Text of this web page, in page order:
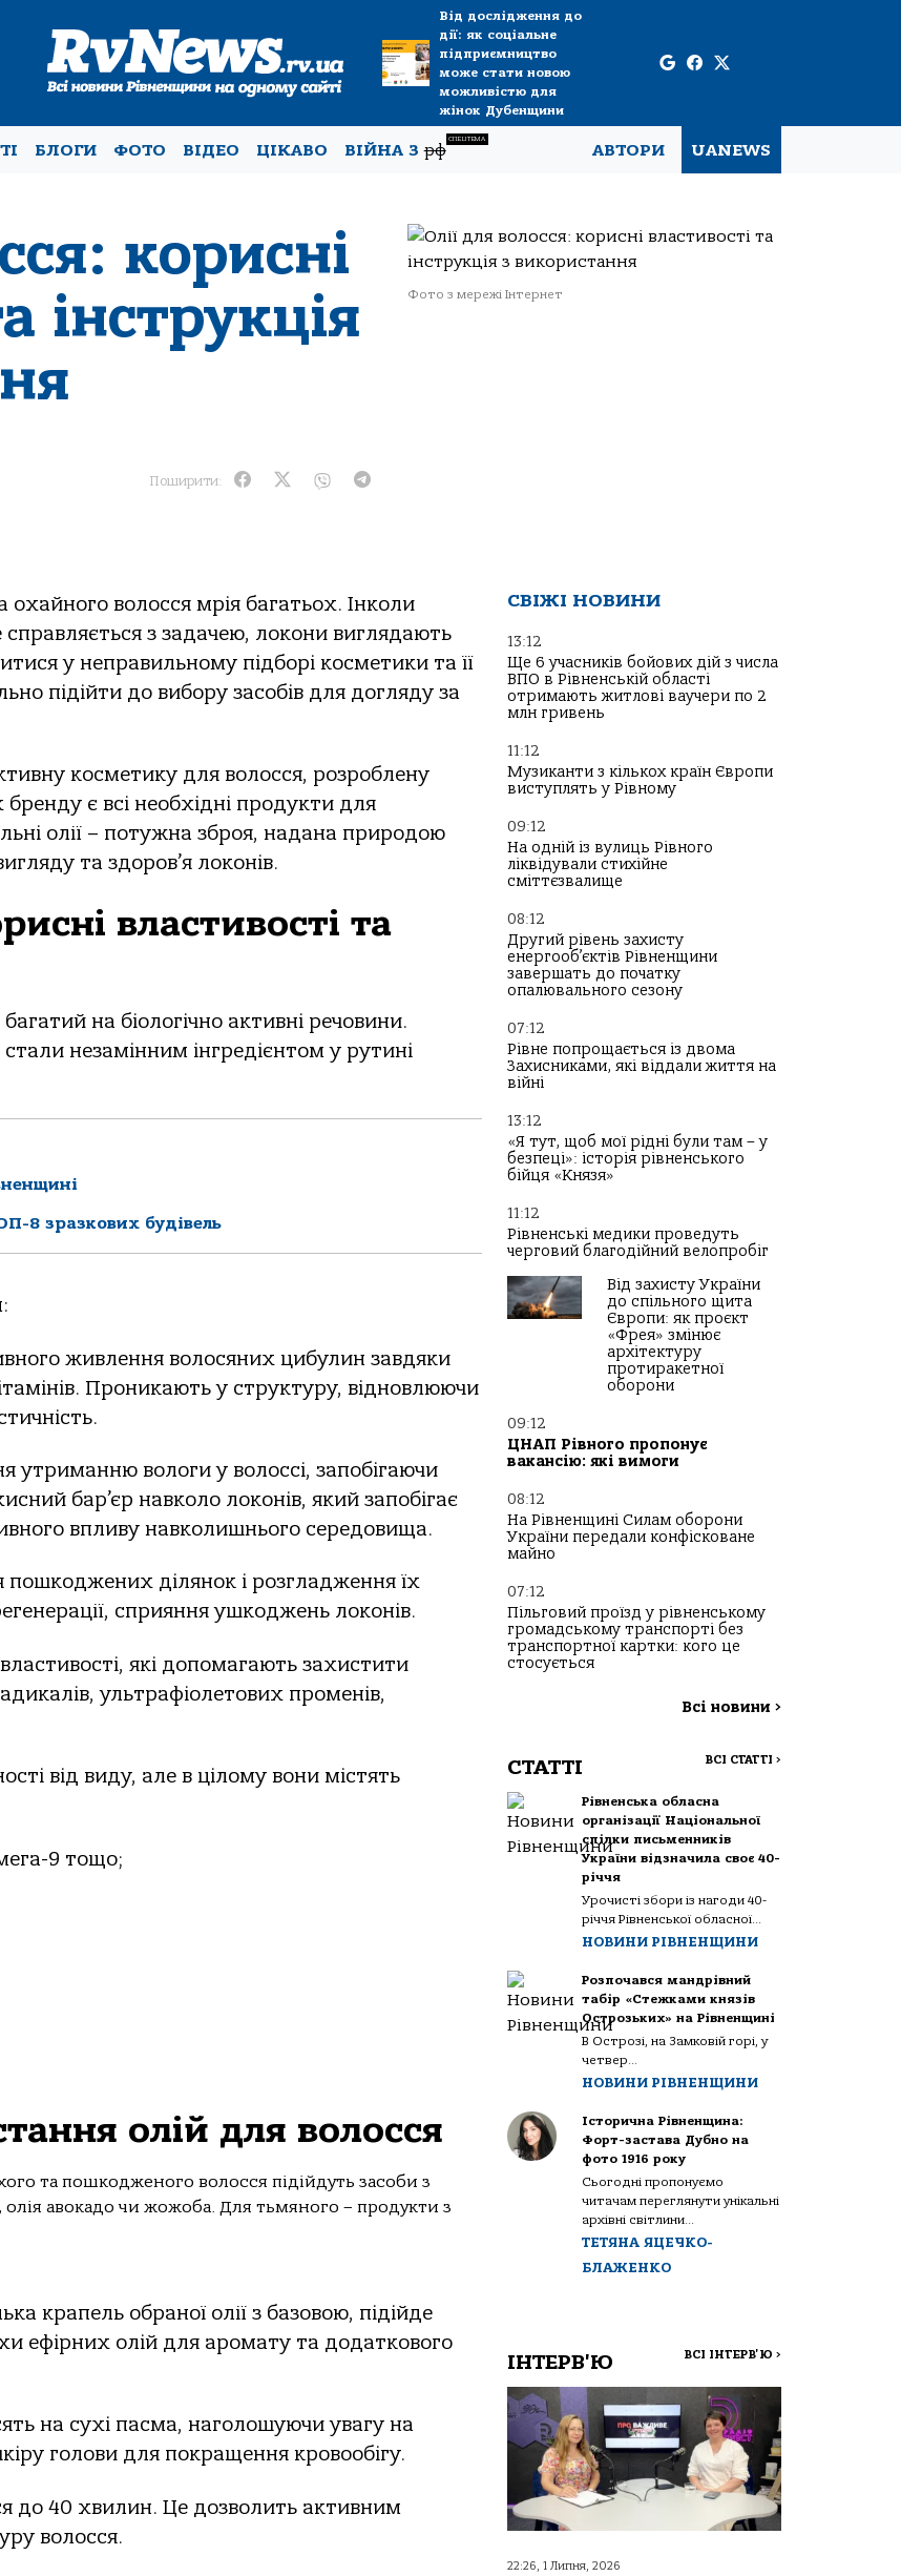
Від дослідження до
дії: як соціальне
підприємництво
може стати новою
можливістю для
жінок Дубенщини
БЛОГИ ФОТО ВІДЕО ЦІКАВО ВІЙНА Зрф
СПЕЦТЕМА
АВТОРИ UANEWS
корисні
інструкція
Поширити:
Фото з мережі Інтернет
волосся мрія багатьох. Інколи
справляється з задачею, локони виглядають
у неправильному підборі косметики та її
підійти до вибору засобів для догляду за
косметику для волосся, розроблену
є всі необхідні продукти для
олії – потужна зброя, надана природою
та здоров’я локонів.
властивості та
на біологічно активні речовини.
незамінним інгредієнтом у рутині
8 зразкових будівель
живлення волосяних цибулин завдяки
Проникають у структуру, відновлюючи
утриманню вологи у волоссі, запобігаючи
бар’єр навколо локонів, який запобігає
впливу навколишнього середовища.
пошкоджених ділянок і розгладження їх
сприяння ушкоджень локонів.
які допомагають захистити
ультрафіолетових променів,
від виду, але в цілому вони містять
9 тощо;
олій для волосся
та пошкодженого волосся підійдуть засоби з
авокадо чи жожоба. Для тьмяного – продукти з
крапель обраної олії з базовою, підійде
ефірних олій для аромату та додаткового
на сухі пасма, наголошуючи увагу на
голови для покращення кровообігу.
до 40 хвилин. Це дозволить активним
волосся.
СВІЖІ НОВИНИ
13:12
Ще 6 учасників бойових дій з числа
ВПО в Рівненській області
отримають житлові ваучери по 2
млн гривень
11:12
Музиканти з кількох країн Європи
виступлять у Рівному
09:12
На одній із вулиць Рівного
ліквідували стихійне
сміттєзвалище
08:12
Другий рівень захисту
енергооб’єктів Рівненщини
завершать до початку
опалювального сезону
07:12
Рівне попрощається із двома
Захисниками, які віддали життя на
війні
13:12
«Я тут, щоб мої рідні були там – у
безпеці»: історія рівненського
бійця «Князя»
11:12
Рівненські медики проведуть
черговий благодійний велопробіг
Від захисту України
до спільного щита
Європи: як проєкт
«Фрея» змінює
архітектуру
протиракетної
оборони
09:12
ЦНАП Рівного пропонує
вакансію: які вимоги
08:12
На Рівненщині Силам оборони
України передали конфісковане
майно
07:12
Пільговий проїзд у рівненському
громадському транспорті без
транспортної картки: кого це
стосується
Всі новини >
СТАТТІ ВСІ СТАТТІ >
Рівненська обласна
організації Національної
спілки письменників
України відзначила своє 40-
річчя
Урочисті збори із нагоди 40-
річчя Рівненської обласної...
НОВИНИ РІВНЕНЩИНИ
Розпочався мандрівний
табір «Стежками князів
Острозьких» на Рівненщині
В Острозі, на Замковій горі, у
четвер...
НОВИНИ РІВНЕНЩИНИ
Історична Рівненщина:
Форт-застава Дубно на
фото 1916 року
Сьогодні пропонуємо
читачам переглянути унікальні
архівні світлини...
ТЕТЯНА ЯЦЕЧКО-
БЛАЖЕНКО
ІНТЕРВ'Ю ВСІ ІНТЕРВ'Ю >
22:26, 1 Липня, 2026